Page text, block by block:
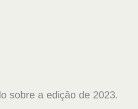
sobre a edição de 2023.